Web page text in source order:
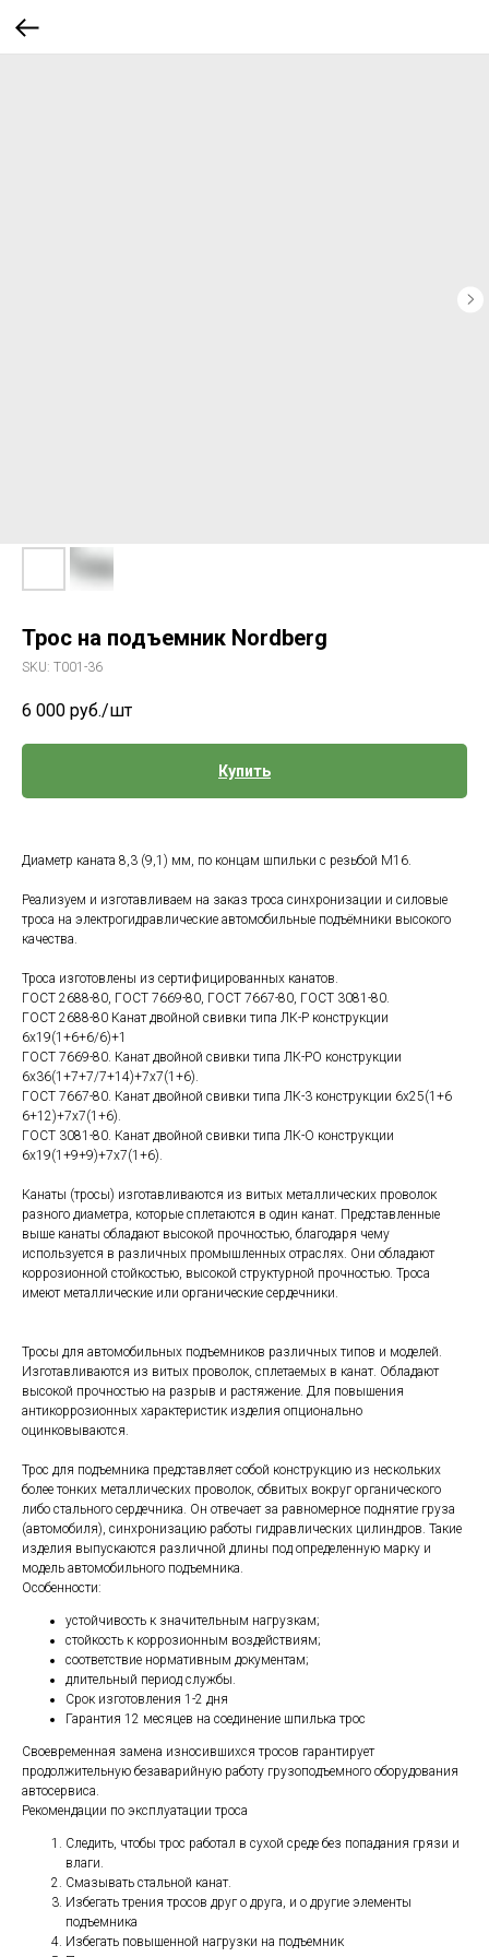
Трос на подъемник Nordberg
SKU: Т001-36
6 000 руб./шт
Купить
Диаметр каната 8,3 (9,1) мм, по концам шпильки с резьбой М16.
Реализуем и изготавливаем на заказ троса синхронизации и силовые
троса на электрогидравлические автомобильные подъёмники высокого
качества.
Троса изготовлены из сертифицированных канатов.
ГОСТ 2688-80, ГОСТ 7669-80, ГОСТ 7667-80, ГОСТ 3081-80.
ГОСТ 2688-80 Канат двойной свивки типа ЛК-Р конструкции
6х19(1+6+6/6)+1
ГОСТ 7669-80. Канат двойной свивки типа ЛК-РО конструкции
6х36(1+7+7/7+14)+7х7(1+6).
ГОСТ 7667-80. Канат двойной свивки типа ЛК-3 конструкции 6х25(1+6
6+12)+7х7(1+6).
ГОСТ 3081-80. Канат двойной свивки типа ЛК-О конструкции
6х19(1+9+9)+7х7(1+6).
Канаты (тросы) изготавливаются из витых металлических проволок
разного диаметра, которые сплетаются в один канат. Представленные
выше канаты обладают высокой прочностью, благодаря чему
используется в различных промышленных отраслях. Они обладают
коррозионной стойкостью, высокой структурной прочностью. Троса
имеют металлические или органические сердечники.
Тросы для автомобильных подъемников различных типов и моделей.
Изготавливаются из витых проволок, сплетаемых в канат. Обладают
высокой прочностью на разрыв и растяжение. Для повышения
антикоррозионных характеристик изделия опционально
оцинковываются.
Трос для подъемника представляет собой конструкцию из нескольких
более тонких металлических проволок, обвитых вокруг органического
либо стального сердечника. Он отвечает за равномерное поднятие груза
(автомобиля), синхронизацию работы гидравлических цилиндров. Такие
изделия выпускаются различной длины под определенную марку и
модель автомобильного подъемника.
Особенности:
устойчивость к значительным нагрузкам;
стойкость к коррозионным воздействиям;
соответствие нормативным документам;
длительный период службы.
Срок изготовления 1-2 дня
Гарантия 12 месяцев на соединение шпилька трос
Своевременная замена износившихся тросов гарантирует
продолжительную безаварийную работу грузоподъемного оборудования
автосервиса.
Рекомендации по эксплуатации троса
Следить, чтобы трос работал в сухой среде без попадания грязи и
влаги.
Смазывать стальной канат.
Избегать трения тросов друг о друга, и о другие элементы
подъемника
Избегать повышенной нагрузки на подъемник